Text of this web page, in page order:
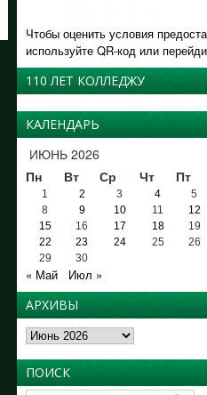
Чтобы оценить условия
используйте QR-код или
110 ЛЕТ КОЛЛЕДЖУ
КАЛЕНДАРЬ
ИЮНЬ 2026
Пн
Вт Ср Чт Пт
1 2 3 4 5
8
9 10 11 12
15
16 17 18 19
22
23 24 25 26
29
30
« Май
Июл »
АРХИВЫ
Архивы
ПОИСК